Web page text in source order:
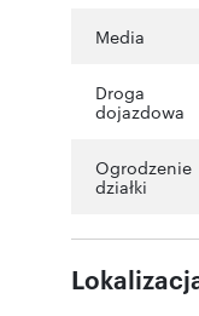
Media
Droga
dojazdowa
Ogrodzenie
działki